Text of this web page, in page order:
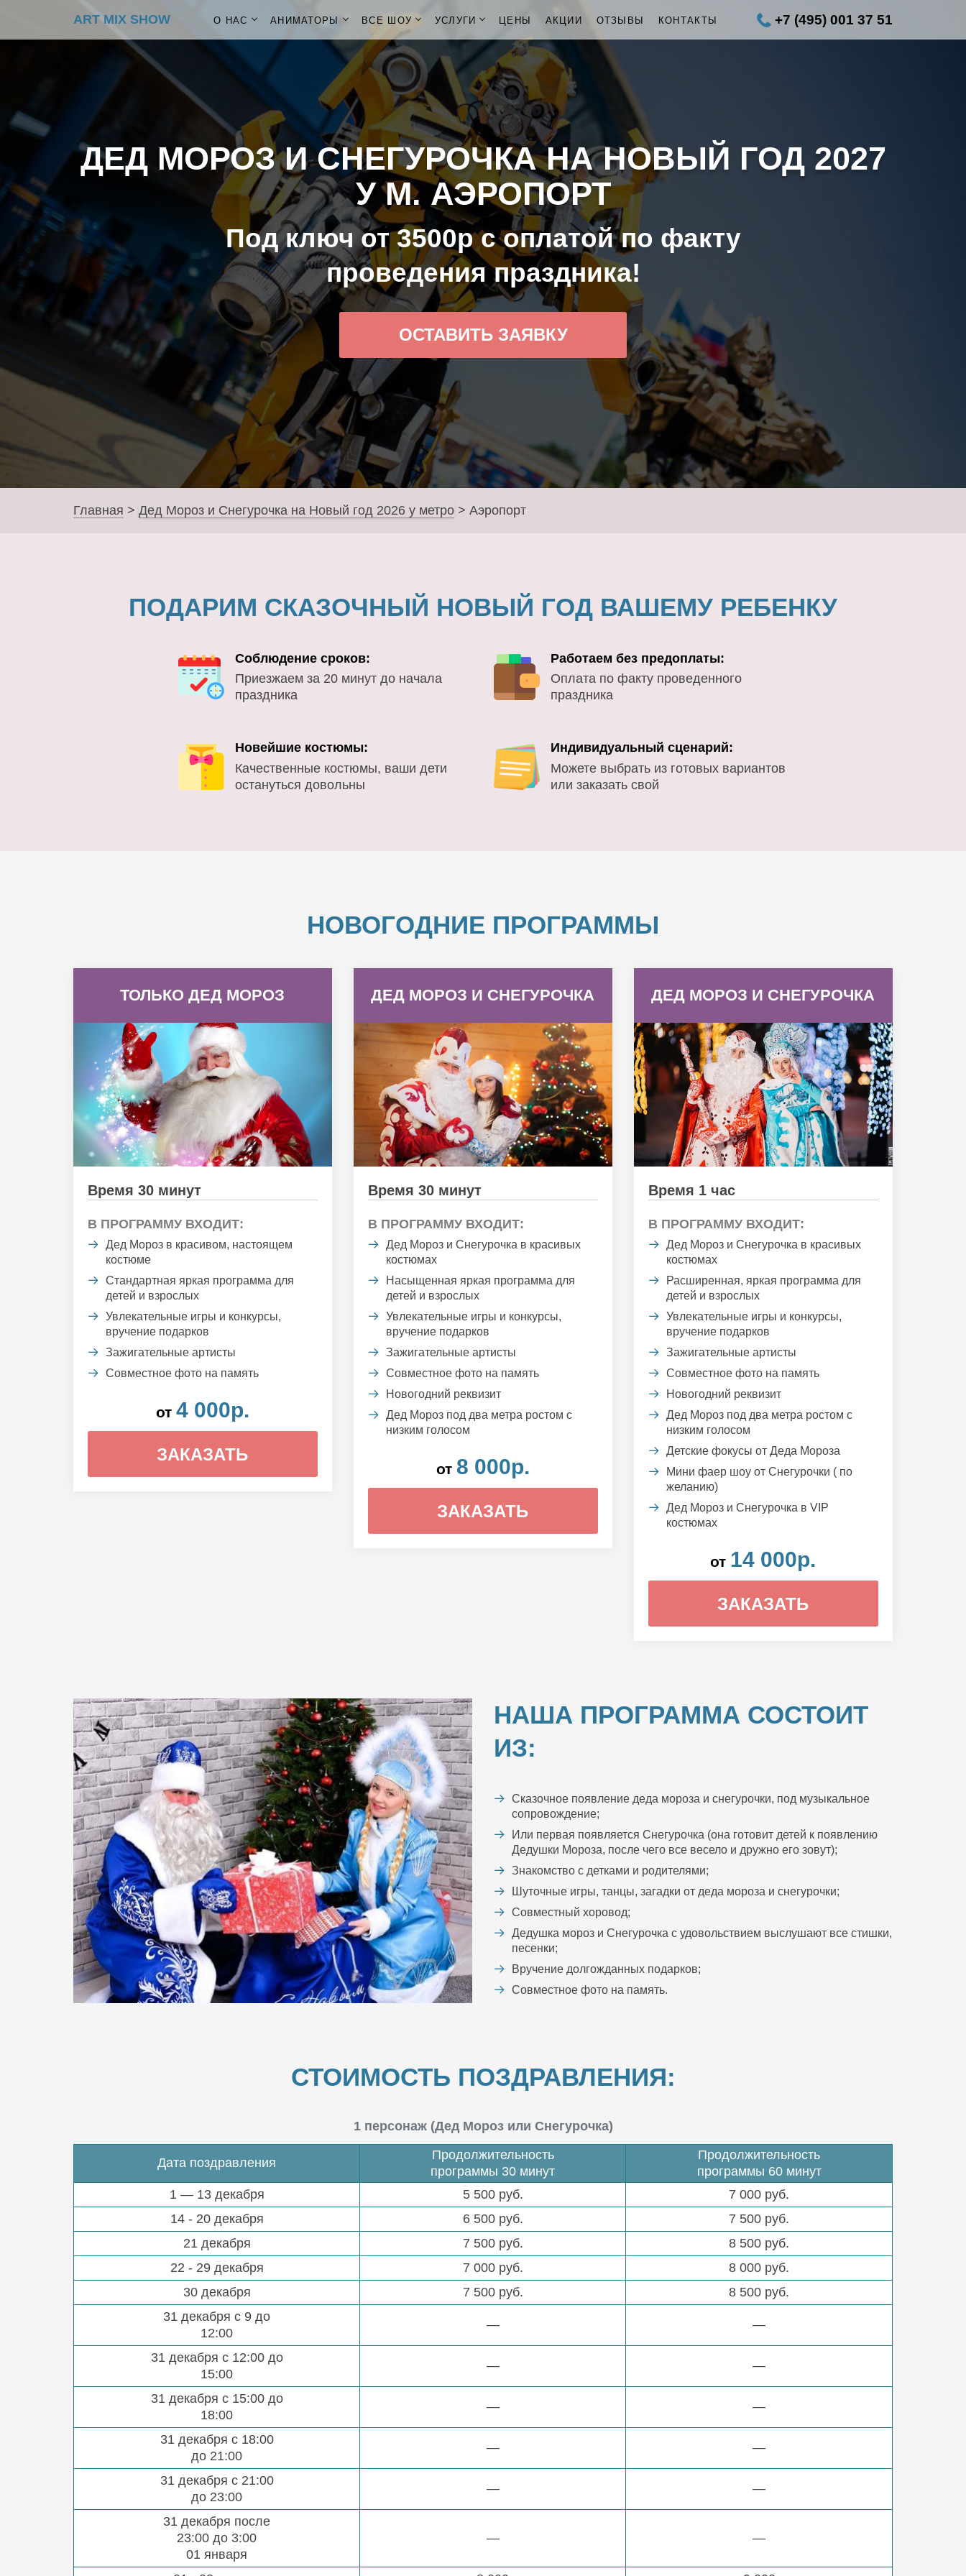
ART MIX SHOW О НАС АНИМАТОРЫ ВСЕ ШОУ УСЛУГИ ЦЕНЫ АКЦИИ ОТЗЫВЫ КОНТАКТЫ +7 (495) 001 37 51
ДЕД МОРОЗ И СНЕГУРОЧКА НА НОВЫЙ ГОД 2027
У М. АЭРОПОРТ
Под ключ от 3500р с оплатой по факту
проведения праздника!
ОСТАВИТЬ ЗАЯВКУ
Главная > Дед Мороз и Снегурочка на Новый год 2026 у метро > Аэропорт
ПОДАРИМ СКАЗОЧНЫЙ НОВЫЙ ГОД ВАШЕМУ РЕБЕНКУ
Соблюдение сроков:
Приезжаем за 20 минут до начала
праздника
Работаем без предоплаты:
Оплата по факту проведенного
праздника
Новейшие костюмы:
Качественные костюмы, ваши дети
остануться довольны
Индивидуальный сценарий:
Можете выбрать из готовых вариантов
или заказать свой
НОВОГОДНИЕ ПРОГРАММЫ
ТОЛЬКО ДЕД МОРОЗ
Время 30 минут
В ПРОГРАММУ ВХОДИТ:
Дед Мороз в красивом, настоящем
костюме
Стандартная яркая программа для
детей и взрослых
Увлекательные игры и конкурсы,
вручение подарков
Зажигательные артисты
Совместное фото на память
от 4 000р.
ЗАКАЗАТЬ
ДЕД МОРОЗ И СНЕГУРОЧКА
Время 30 минут
В ПРОГРАММУ ВХОДИТ:
Дед Мороз и Снегурочка в красивых
костюмах
Насыщенная яркая программа для
детей и взрослых
Увлекательные игры и конкурсы,
вручение подарков
Зажигательные артисты
Совместное фото на память
Новогодний реквизит
Дед Мороз под два метра ростом с
низким голосом
от 8 000р.
ЗАКАЗАТЬ
ДЕД МОРОЗ И СНЕГУРОЧКА
Время 1 час
В ПРОГРАММУ ВХОДИТ:
Дед Мороз и Снегурочка в красивых
костюмах
Расширенная, яркая программа для
детей и взрослых
Увлекательные игры и конкурсы,
вручение подарков
Зажигательные артисты
Совместное фото на память
Новогодний реквизит
Дед Мороз под два метра ростом с
низким голосом
Детские фокусы от Деда Мороза
Мини фаер шоу от Снегурочки ( по
желанию)
Дед Мороз и Снегурочка в VIP
костюмах
от 14 000р.
ЗАКАЗАТЬ
НАША ПРОГРАММА СОСТОИТ
ИЗ:
Сказочное появление деда мороза и снегурочки, под музыкальное
сопровождение;
Или первая появляется Снегурочка (она готовит детей к появлению
Дедушки Мороза, после чего все весело и дружно его зовут);
Знакомство с детками и родителями;
Шуточные игры, танцы, загадки от деда мороза и снегурочки;
Совместный хоровод;
Дедушка мороз и Снегурочка с удовольствием выслушают все стишки,
песенки;
Вручение долгожданных подарков;
Совместное фото на память.
СТОИМОСТЬ ПОЗДРАВЛЕНИЯ:
1 персонаж (Дед Мороз или Снегурочка)
Дата поздравления
Продолжительность
программы 30 минут
Продолжительность
программы 60 минут
1 — 13 декабря
5 500 руб.
7 000 руб.
14 - 20 декабря
6 500 руб.
7 500 руб.
21 декабря
7 500 руб.
8 500 руб.
22 - 29 декабря
7 000 руб.
8 000 руб.
30 декабря
7 500 руб.
8 500 руб.
31 декабря с 9 до
12:00
— —
31 декабря с 12:00 до
15:00
— —
31 декабря с 15:00 до
18:00
— —
31 декабря с 18:00
до 21:00
— —
31 декабря с 21:00
до 23:00
— —
31 декабря после
23:00 до 3:00
01 января
— —